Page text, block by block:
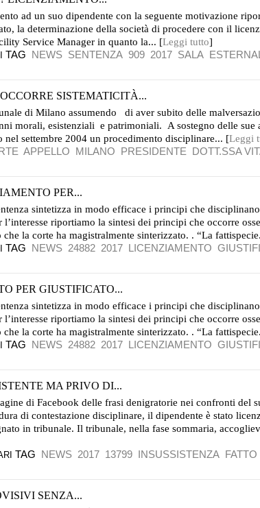
ad un suo dipendente con la seguente motivazione
la determinazione della società di procedere con il
Service Manager in quanto la... [Leggi tutto]
TAG NEWS SENTENZA 909 2017 SALA
SISTEMATICITÀ...
di Milano assumendo di aver subito delle
morali, esistenziali e patrimoniali. A sostegno delle sue
settembre 2004 un procedimento disciplinare... [Leggi
APPELLO MILANO PRESIDENTE DOTT.SSA
PER...
sintetizza in modo efficace i principi che
riportiamo la sintesi dei principi che occorre
la corte ha magistralmente sinterizzato. . “La
TAG NEWS 24882 2017 LICENZIAMENTO
PER GIUSTIFICATO...
sintetizza in modo efficace i principi che
riportiamo la sintesi dei principi che occorre
la corte ha magistralmente sinterizzato. . “La
TAG NEWS 24882 2017 LICENZIAMENTO
MA PRIVO DI...
di Facebook delle frasi denigratorie nei confronti del
di contestazione disciplinare, il dipendente è stato
in tribunale. Il tribunale, nella fase sommaria,
TAG NEWS 2017 13799 INSUSSISTENZA FATTO
SENZA...